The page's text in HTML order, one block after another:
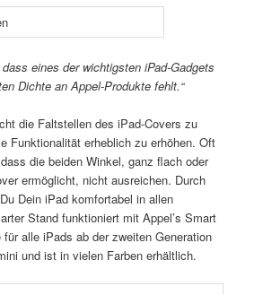
eines der wichtigsten iPad-Gadgets
Dichte an Appel-Produkte fehlt.“
die Faltstellen des iPad-Covers zu
Funktionalität erheblich zu erhöhen. Oft
die beiden Winkel, ganz flach oder
ermöglicht, nicht ausreichen. Durch
Dein iPad komfortabel in allen
Stand funktioniert mit Appel’s Smart
alle iPads ab der zweiten Generation
und ist in vielen Farben erhältlich.